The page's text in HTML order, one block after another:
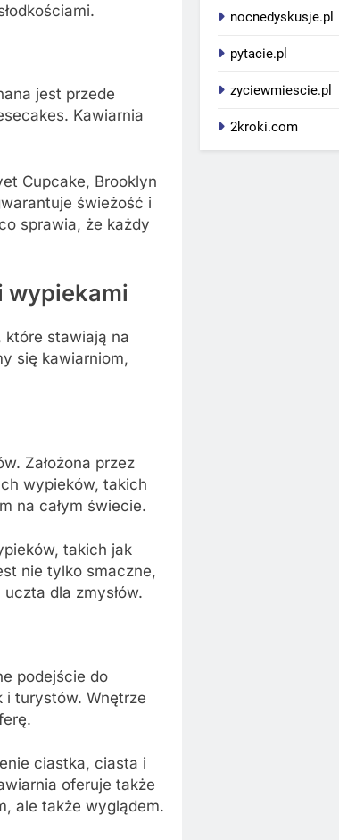
jest przede
Kawiarnia
Cupcake, Brooklyn
świeżość i
sprawia, że każdy
wypiekami
które stawiają na
się kawiarniom,
Założona przez
wypieków, takich
na całym świecie.
takich jak
nie tylko smaczne,
dla zmysłów.
podejście do
i turystów. Wnętrze
ciastka, ciasta i
oferuje także
ale także wyglądem.
nocnedyskusje.pl
pytacie.pl
zyciewmiescie.pl
2kroki.com